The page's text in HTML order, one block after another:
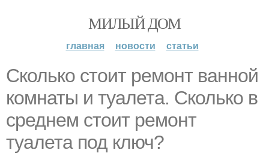
МИЛЫЙ ДОМ
главная новости статьи
Сколько стоит ремонт ванной
комнаты и туалета. Сколько в
среднем стоит ремонт
туалета под ключ?